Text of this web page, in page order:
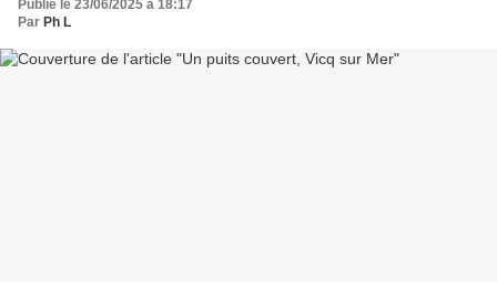
Publié le 23/06/2025 à 18:17
Par Ph L